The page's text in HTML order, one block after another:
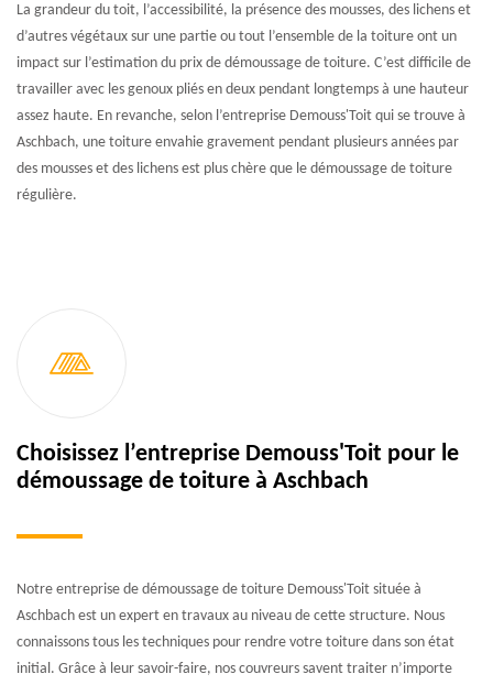
La grandeur du toit, l’accessibilité, la présence des mousses, des lichens et
d’autres végétaux sur une partie ou tout l’ensemble de la toiture ont un
impact sur l’estimation du prix de démoussage de toiture. C’est difficile de
travailler avec les genoux pliés en deux pendant longtemps à une hauteur
assez haute. En revanche, selon l’entreprise Demouss'Toit qui se trouve à
Aschbach, une toiture envahie gravement pendant plusieurs années par
des mousses et des lichens est plus chère que le démoussage de toiture
régulière.
Choisissez l’entreprise Demouss'Toit pour le
démoussage de toiture à Aschbach
Notre entreprise de démoussage de toiture Demouss'Toit située à
Aschbach est un expert en travaux au niveau de cette structure. Nous
connaissons tous les techniques pour rendre votre toiture dans son état
initial. Grâce à leur savoir-faire, nos couvreurs savent traiter n’importe